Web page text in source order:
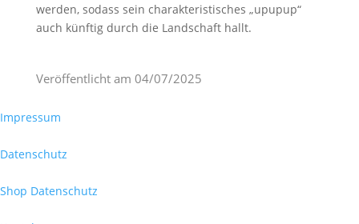
werden, sodass sein charakteristisches „upupup“
auch künftig durch die Landschaft hallt.
Veröffentlicht am 04/07/2025
Impressum
Datenschutz
Shop Datenschutz